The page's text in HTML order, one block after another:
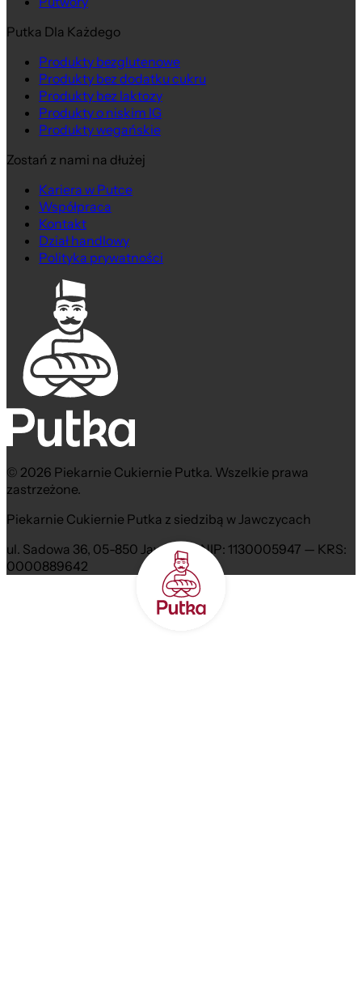
Putka Dla Każdego
Produkty bezglutenowe
Produkty bez dodatku cukru
Produkty bez laktozy
Produkty o niskim IG
Produkty wegańskie
Zostań z nami na dłużej
Kariera w Putce
Współpraca
Kontakt
Dział handlowy
Polityka prywatności
© 2026 Piekarnie Cukiernie Putka. Wszelkie prawa
zastrzeżone.
Piekarnie Cukiernie Putka z siedzibą w Jawczycach
ul. Sadowa 36, 05-850 Jawczyce NIP: 1130005947 — KRS:
0000889642